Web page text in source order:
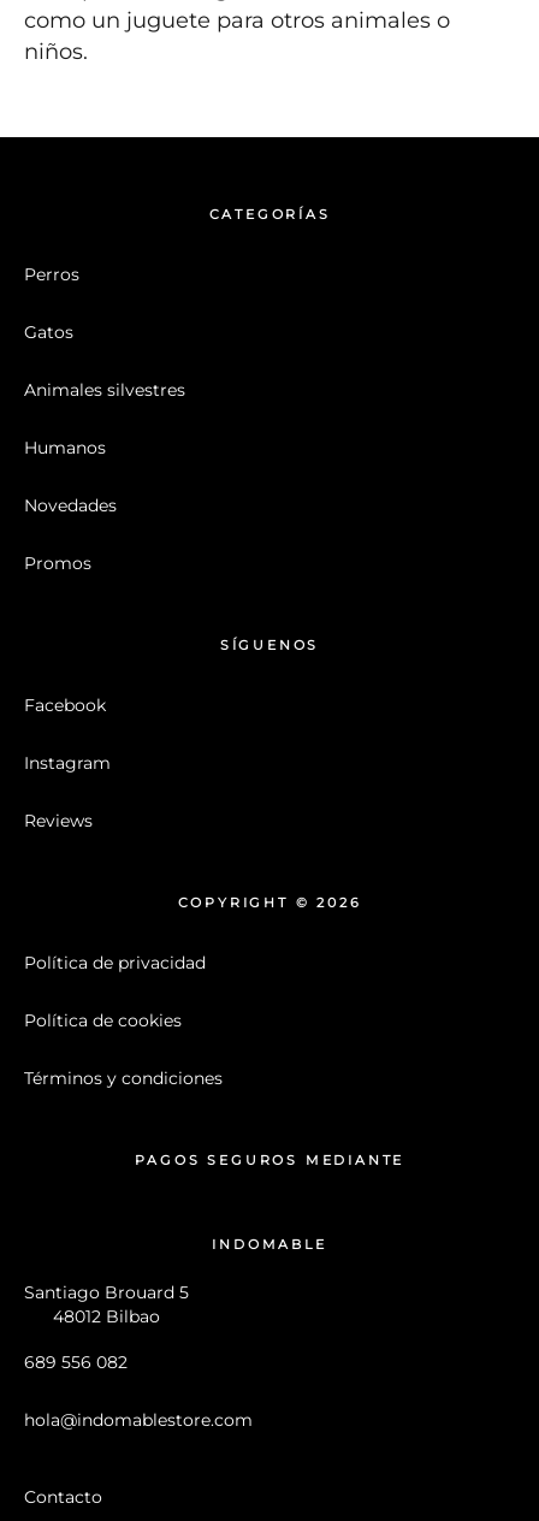
como un juguete para otros animales o
niños.
CATEGORÍAS
Perros
Gatos
Animales silvestres
Humanos
Novedades
Promos
SÍGUENOS
Facebook
Instagram
Reviews
COPYRIGHT © 2026
Política de privacidad
Política de cookies
Términos y condiciones
PAGOS SEGUROS MEDIANTE
INDOMABLE
Santiago Brouard 5
48012 Bilbao
689 556 082
hola@indomablestore.com
Contacto